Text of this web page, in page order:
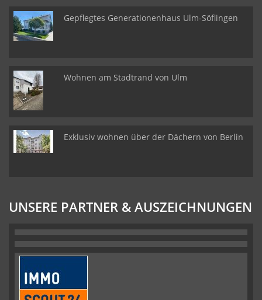
Gepflegtes Generationenhaus Ulm-Söflingen
Wohnen am Stadtrand von Ulm
Exklusiv wohnen über der Dächern von Berlin
UNSERE PARTNER & AUSZEICHNUNGEN